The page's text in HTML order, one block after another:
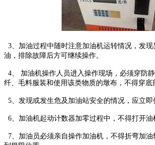
3、加油过程中随时注意加油机运转情况，发
油，排除故障后方可继续操作。
4、 加油机操作人员进入操作现场，必须穿防
纤、毛料服装和使用该类物质的墩布，不得穿底
5、发现或发生危及加油站安全的情况，应立即
6、加油机起动计数器加零过程中，不得打开油
7、加油员必须亲自操作加油机，不得折弯加